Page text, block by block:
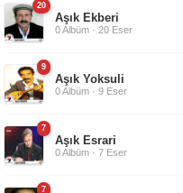
20
Aşık Ekberi
0 Albüm · 20 Eser
9
Aşık Yoksuli
0 Albüm · 9 Eser
7
Aşık Esrari
0 Albüm · 7 Eser
7